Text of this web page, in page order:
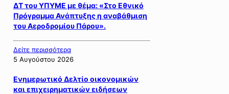
ΔΤ του ΥΠΥΜΕ με θέμα: «Στο Εθνικό
Πρόγραμμα Ανάπτυξης η αναβάθμιση
του Αεροδρομίου Πάρου».
Δείτε περισσότερα
5 Αυγούστου 2026
Ενημερωτικό Δελτίο οικονομικών
και επιχειρηματικών ειδήσεων